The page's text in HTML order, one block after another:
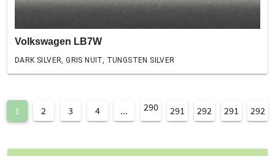
Volkswagen LB7W
DARK SILVER, GRIS NUIT, TUNGSTEN SILVER
1 2 3 4 ... 290 291 292 291 292